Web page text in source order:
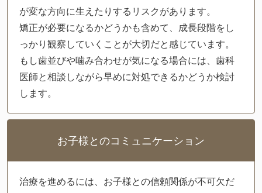
が変な方向に生えたりするリスクがあります。
矯正が必要になるかどうかも含めて、成長段階をし
っかり観察していくことが大切だと感じています。
もし歯並びや噛み合わせが気になる場合には、歯科
医師と相談しながら早めに対処できるかどうか検討
します。
お子様とのコミュニケーション
治療を進めるには、お子様との信頼関係が不可欠だ